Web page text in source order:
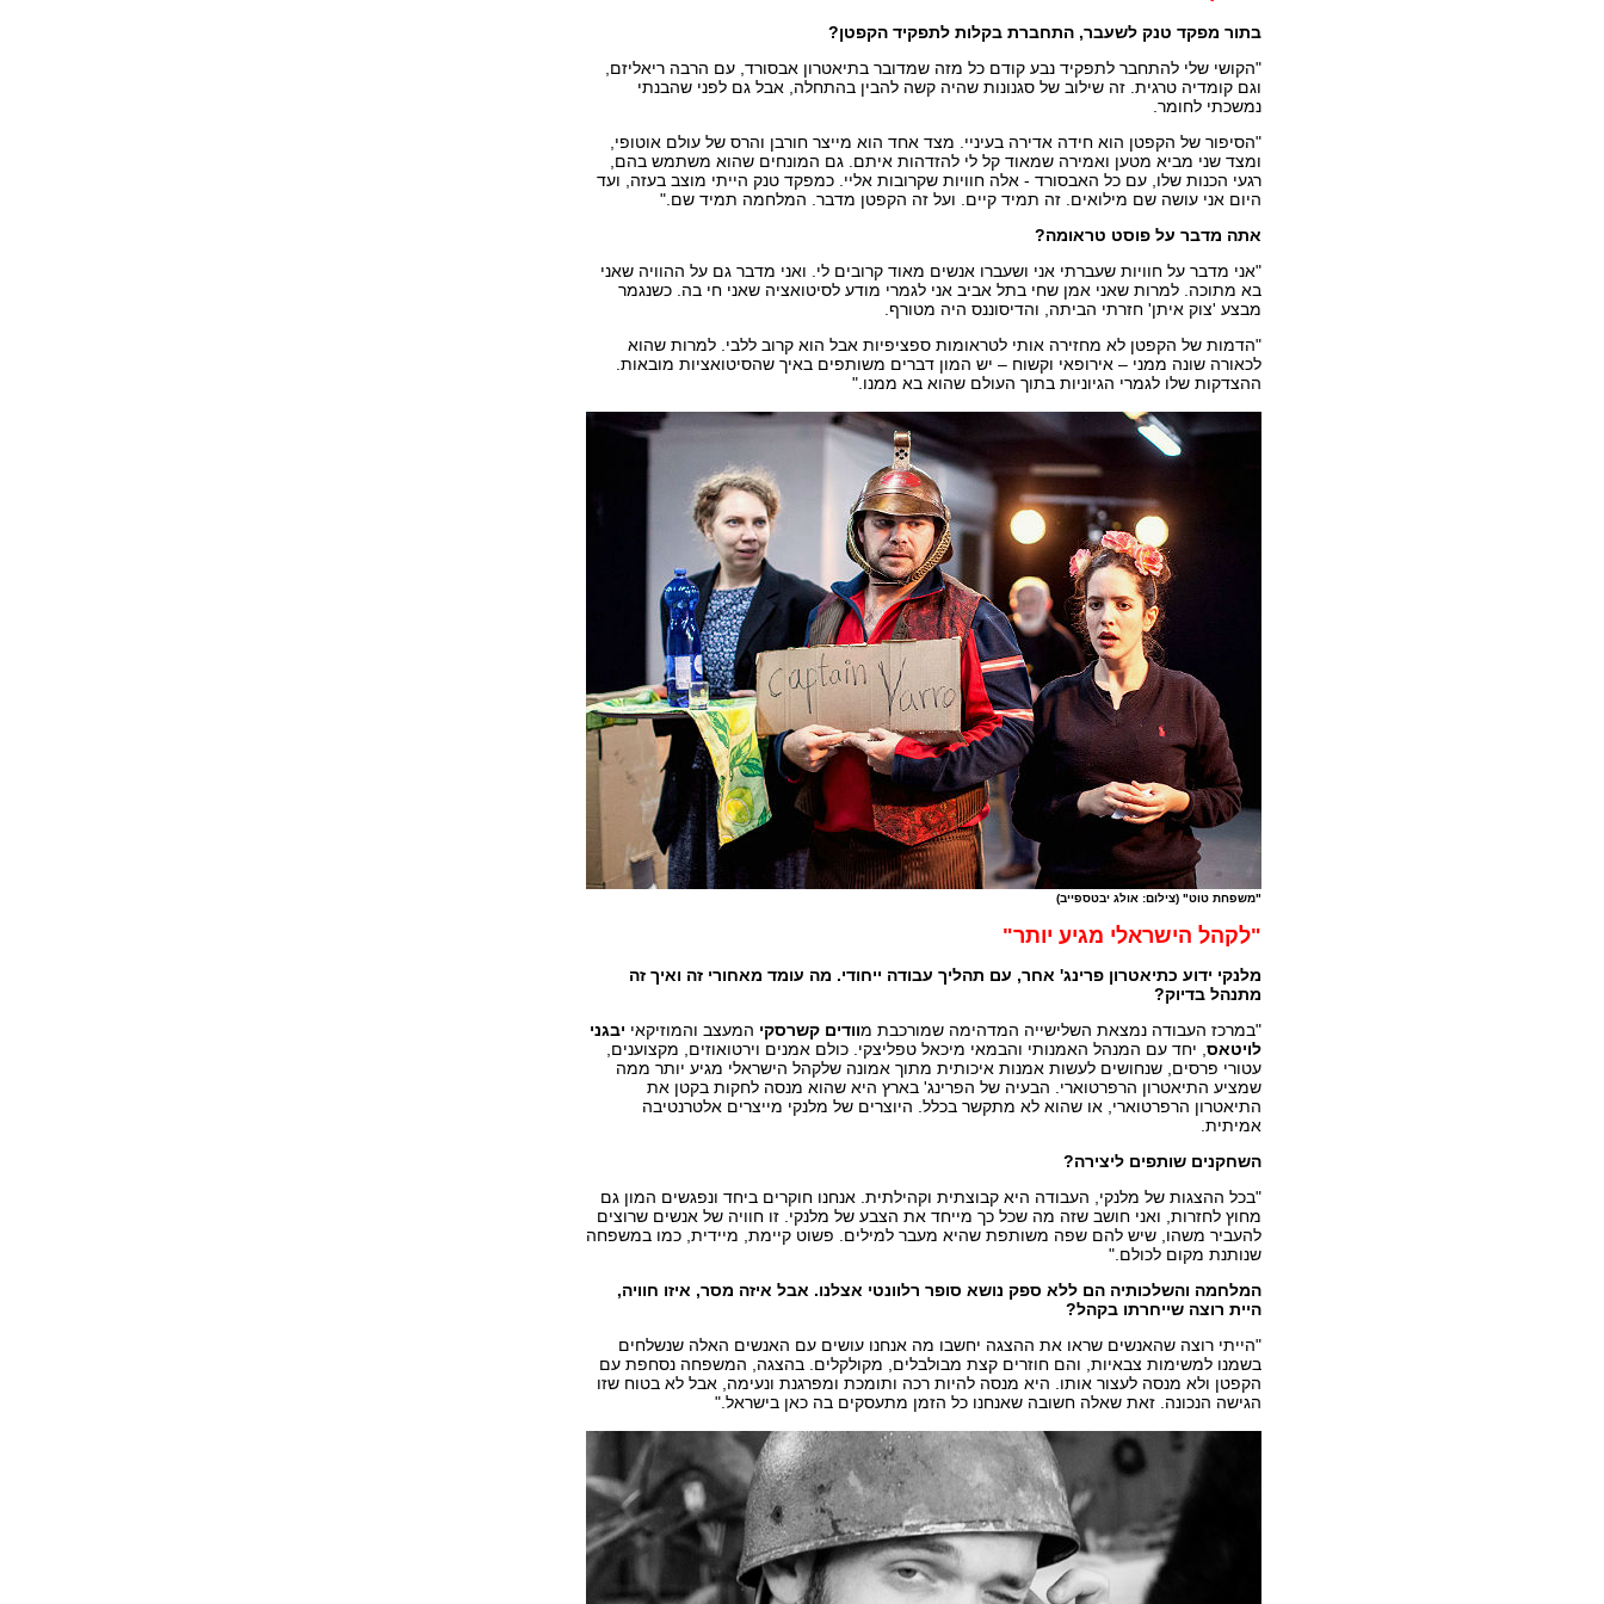
בתור מפקד טנק לשעבר, התחברת בקלות לתפקיד הקפטן?
"הקושי שלי להתחבר לתפקיד נבע קודם כל מזה שמדובר בתיאטרון אבסורד, עם הרבה ריאליזם,
וגם קומדיה טרגית. זה שילוב של סגנונות שהיה קשה להבין בהתחלה, אבל גם לפני שהבנתי
נמשכתי לחומר.
"הסיפור של הקפטן הוא חידה אדירה בעיניי. מצד אחד הוא מייצר חורבן והרס של עולם אוטופי,
ומצד שני מביא מטען ואמירה שמאוד קל לי להזדהות איתם. גם המונחים שהוא משתמש בהם,
רגעי הכנות שלו, עם כל האבסורד - אלה חוויות שקרובות אליי. כמפקד טנק הייתי מוצב בעזה, ועד
היום אני עושה שם מילואים. זה תמיד קיים. ועל זה הקפטן מדבר. המלחמה תמיד שם."
אתה מדבר על פוסט טראומה?
"אני מדבר על חוויות שעברתי אני ושעברו אנשים מאוד קרובים לי. ואני מדבר גם על ההוויה שאני
בא מתוכה. למרות שאני אמן שחי בתל אביב אני לגמרי מודע לסיטואציה שאני חי בה. כשנגמר
מבצע 'צוק איתן' חזרתי הביתה, והדיסוננס היה מטורף.
"הדמות של הקפטן לא מחזירה אותי לטראומות ספציפיות אבל הוא קרוב ללבי. למרות שהוא
לכאורה שונה ממני – אירופאי וקשוח – יש המון דברים משותפים באיך שהסיטואציות מובאות.
ההצדקות שלו לגמרי הגיוניות בתוך העולם שהוא בא ממנו."
"משפחת טוט" (צילום: אולג יבטספייב)
"לקהל הישראלי מגיע יותר"
מלנקי ידוע כתיאטרון פרינג' אחר, עם תהליך עבודה ייחודי. מה עומד מאחורי זה ואיך זה
מתנהל בדיוק?
"במרכז העבודה נמצאת השלישייה המדהימה שמורכבת מוודים קשרסקי המעצב והמוזיקאי יבגני
לויטאס יחד עם המנהל האמנותי והבמאי מיכאל טפליצקי. כולם אמנים וירטואוזים, מקצוענים,
עטורי פרסים, שנחושים לעשות אמנות איכותית מתוך אמונה שלקהל הישראלי מגיע יותר ממה
שמציע התיאטרון הרפרטוארי. הבעיה של הפרינג' בארץ היא שהוא מנסה לחקות בקטן את
התיאטרון הרפרטוארי, או שהוא לא מתקשר בכלל. היוצרים של מלנקי מייצרים אלטרנטיבה
אמיתית.
השחקנים שותפים ליצירה?
"בכל ההצגות של מלנקי, העבודה היא קבוצתית וקהילתית. אנחנו חוקרים ביחד ונפגשים המון גם
מחוץ לחזרות, ואני חושב שזה מה שכל כך מייחד את הצבע של מלנקי. זו חוויה של אנשים שרוצים
להעביר משהו, שיש להם שפה משותפת שהיא מעבר למילים. פשוט קיימת, מיידית, כמו במשפחה
שנותנת מקום לכולם."
המלחמה והשלכותיה הם ללא ספק נושא סופר רלוונטי אצלנו. אבל איזה מסר, איזו חוויה,
היית רוצה שייחרתו בקהל?
"הייתי רוצה שהאנשים שראו את ההצגה יחשבו מה אנחנו עושים עם האנשים האלה שנשלחים
בשמנו למשימות צבאיות, והם חוזרים קצת מבולבלים, מקולקלים. בהצגה, המשפחה נסחפת עם
הקפטן ולא מנסה לעצור אותו. היא מנסה להיות רכה ותומכת ומפרגנת ונעימה, אבל לא בטוח שזו
הגישה הנכונה. זאת שאלה חשובה שאנחנו כל הזמן מתעסקים בה כאן בישראל."